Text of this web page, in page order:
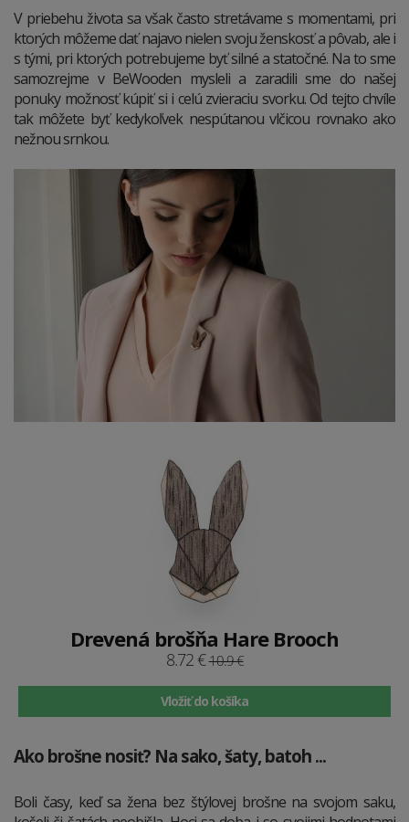
V priebehu života sa však často stretávame s momentami, pri
ktorých môžeme dať najavo nielen svoju ženskosť a pôvab, ale i
s tými, pri ktorých potrebujeme byť silné a statočné. Na to sme
samozrejme v BeWooden mysleli a zaradili sme do našej
ponuky možnosť kúpiť si i celú zvieraciu svorku. Od tejto chvíle
tak môžete byť kedykoľvek nespútanou vlčicou rovnako ako
nežnou srnkou.
Drevená brošňa Hare Brooch
8.72 €10.9 €
Vložiť do košíka
Ako brošne nosiť? Na sako, šaty, batoh ...
Boli časy, keď sa žena bez štýlovej brošne na svojom saku,